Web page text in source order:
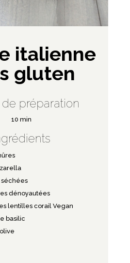
italienne
gluten
préparation
10 min
dénoyautées
lentilles corail Vegan
basilic